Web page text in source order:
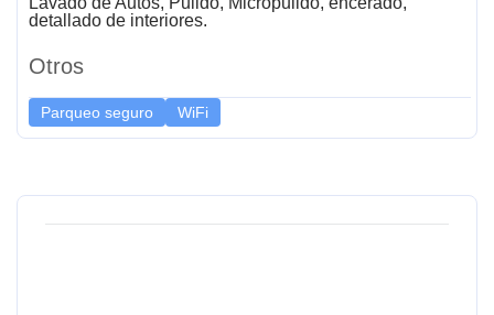
detallado de interiores.
Otros
Parqueo seguro WiFi